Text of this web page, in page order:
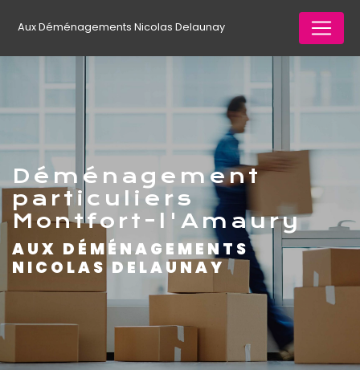
Aux Déménagements Nicolas Delaunay
déménagement
particuliers
Montfort-l'Amaury
AUX DÉMÉNAGEMENTS
NICOLAS DELAUNAY